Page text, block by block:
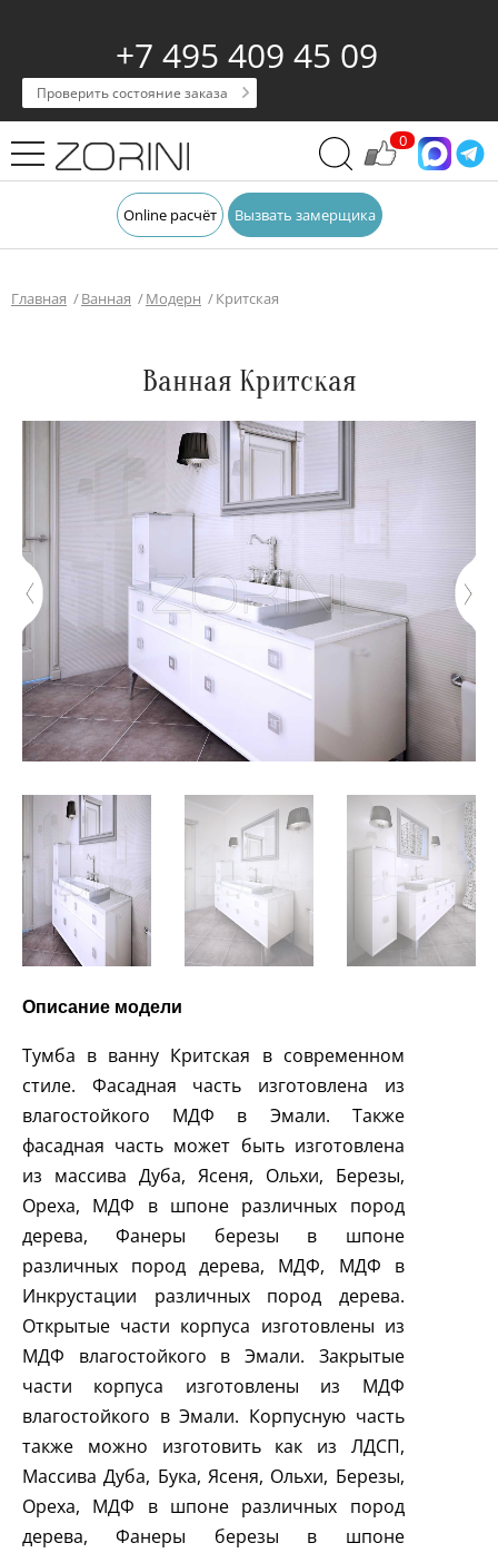
+7 495 409 45 09
Проверить состояние заказа
0
Online расчёт Вызвать замерщика
Главная Ванная Модерн Критская
Ванная Критская
Описание модели
Тумба в ванну Критская в современном
стиле. Фасадная часть изготовлена из
влагостойкого МДФ в Эмали. Также
фасадная часть может быть изготовлена
из массива Дуба, Ясеня, Ольхи, Березы,
Ореха, МДФ в шпоне различных пород
дерева, Фанеры березы в шпоне
различных пород дерева, МДФ, МДФ в
Инкрустации различных пород дерева.
Открытые части корпуса изготовлены из
МДФ влагостойкого в Эмали. Закрытые
части корпуса изготовлены из МДФ
влагостойкого в Эмали. Корпусную часть
также можно изготовить как из ЛДСП,
Массива Дуба, Бука, Ясеня, Ольхи, Березы,
Ореха, МДФ в шпоне различных пород
дерева, Фанеры березы в шпоне